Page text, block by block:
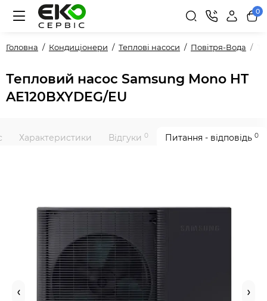
0
Головна Кондиціонери Теплові насоси Повітря-Вода
Тепловий насос Samsung Mono HT
AE120BXYDEG/EU
Характеристики Відгуки 0 Питання - відповідь 0